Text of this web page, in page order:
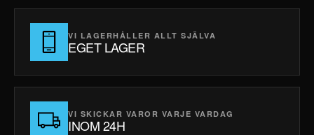
VI LAGERHÅLLER ALLT SJÄLVA
EGET LAGER
VI SKICKAR VAROR VARJE VARDAG
INOM 24H